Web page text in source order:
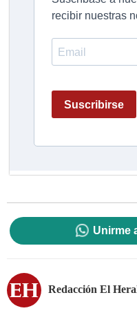
Unirme
Redacción El